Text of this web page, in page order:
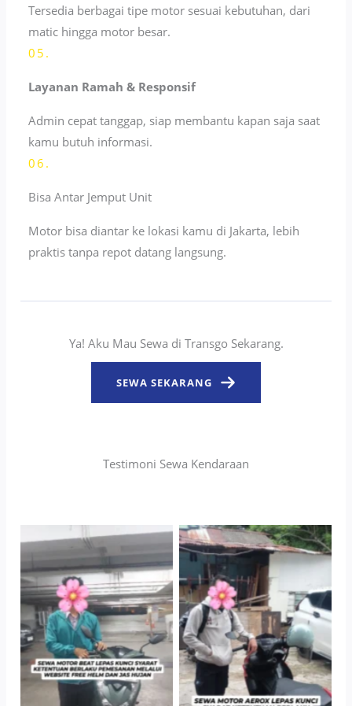
Tersedia berbagai tipe motor sesuai kebutuhan, dari
matic hingga motor besar.
05.
Layanan Ramah & Responsif
Admin cepat tanggap, siap membantu kapan saja saat
kamu butuh informasi.
06.
Bisa Antar Jemput Unit
Motor bisa diantar ke lokasi kamu di Jakarta, lebih
praktis tanpa repot datang langsung.
Ya! Aku Mau Sewa di Transgo Sekarang.
SEWA SEKARANG
Testimoni Sewa Kendaraan
TNo Caption TNo Caption